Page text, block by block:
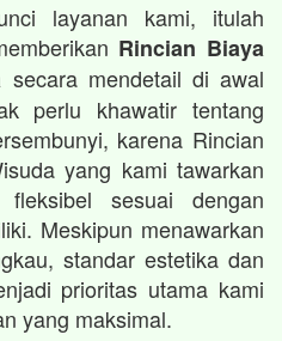
layanan kami, itulah
Rincian Biaya
secara mendetail di awal
perlu khawatir tentang
karena Rincian
yang kami tawarkan
sesuai dengan
Meskipun menawarkan
standar estetika dan
prioritas utama kami
yang maksimal.